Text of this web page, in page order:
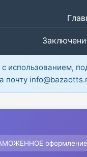
использованием,
почту
оформление